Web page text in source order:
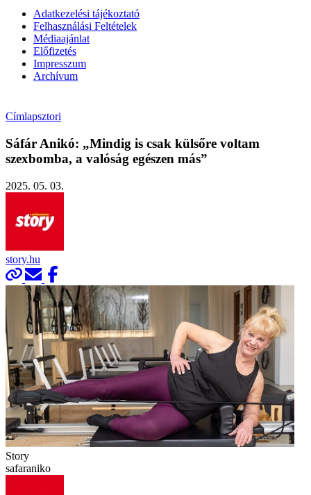
Adatkezelési tájékoztató
Felhasználási Feltételek
Médiaajánlat
Előfizetés
Impresszum
Archívum
Címlapsztori
Sáfár Anikó: „Mindig is csak külsőre voltam
szexbomba, a valóság egészen más”
2025. 05. 03.
story.hu
Story
safaraniko